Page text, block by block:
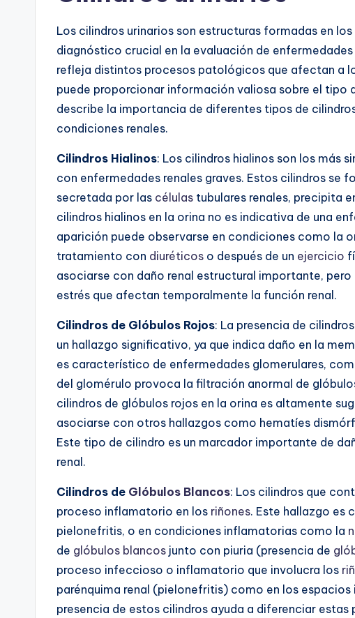
Los cilindros urinarios son estructuras formadas en
diagnóstico crucial en la evaluación de
refleja distintos procesos patológicos que afectan a
puede proporcionar información valiosa sobre el tipo
describe la importancia de diferentes tipos de
condiciones renales.
Cilindros Hialinos: Los cilindros hialinos son los más
con enfermedades renales graves. Estos cilindros se
secretada por las células tubulares renales, precipita
cilindros hialinos en la orina no es indicativa de una
aparición puede observarse en condiciones como la
tratamiento con diuréticos o después de un ejercicio
asociarse con daño renal estructural importante,
estrés que afectan temporalmente la función renal.
Cilindros de Glóbulos Rojos: La presencia de
un hallazgo significativo, ya que indica daño en la
es característico de enfermedades glomerulares,
del glomérulo provoca la filtración anormal de
cilindros de glóbulos rojos en la orina es altamente
asociarse con otros hallazgos como hematíes
Este tipo de cilindro es un marcador importante de
renal.
Cilindros de Glóbulos Blancos: Los cilindros que
proceso inflamatorio en los riñones. Este hallazgo es
pielonefritis, o en condiciones inflamatorias como la
de glóbulos blancos junto con piuria (presencia de
proceso infeccioso o inflamatorio que involucra los
parénquima renal (pielonefritis) como en los
presencia de estos cilindros ayuda a diferenciar